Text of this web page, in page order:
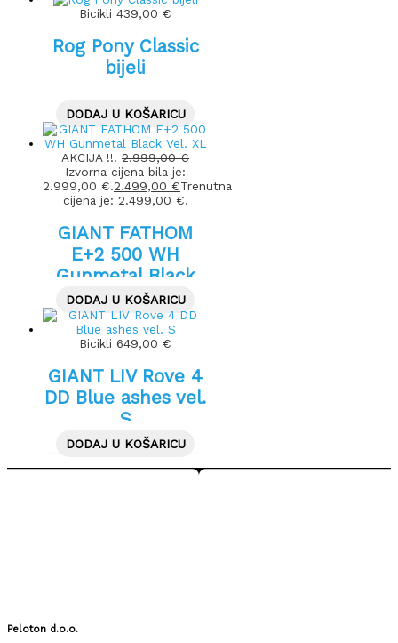
Bicikli 439,00 €
Rog Pony Classic
bijeli
DODAJ U KOŠARICU
AKCIJA !!! 2.999,00€
Izvorna cijena bila je:
2.999,00 €.2.499,00 €Trenutna
cijena je: 2.499,00 €.
GIANT FATHOM
E+2 500 WH
Gunmetal Black
Vel. XL
DODAJ U KOŠARICU
Bicikli 649,00 €
GIANT LIV Rove 4
DD Blue ashes vel.
S
DODAJ U KOŠARICU
Peloton d.o.o.